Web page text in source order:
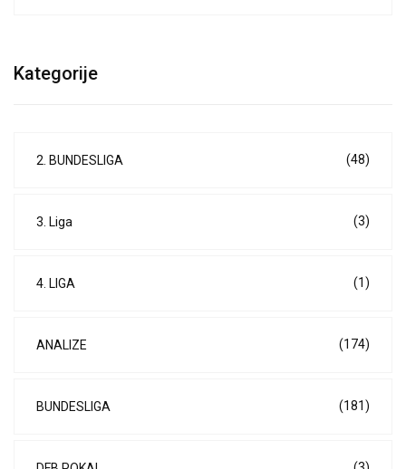
Kategorije
2. BUNDESLIGA (48)
3. Liga (3)
4. LIGA (1)
ANALIZE (174)
BUNDESLIGA (181)